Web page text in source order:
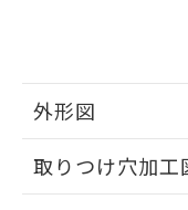
外形図
取りつけ穴加工
品・サ
の共同
用者の
EU RoHS指
51物質の非
※本証明書は